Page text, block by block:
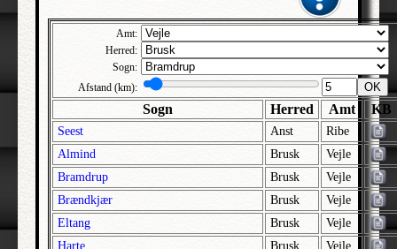
Allesø | Lunde | Odense
Allindemagle | Ringsted | Sorø
Alling | Gjern | Skanderborg
Allinge-Sandvig | Bornholm Nørre | Bornholm
Almind | Brusk | Vejle
Almind | Lysgård | Viborg
Alrø | Hads | Århus
Als | Hindsted | Ålborg
Alslev | Fakse | Præstø
Amt:
Herred:
Sogn:
Afstand (km):
OK
Sogn Herred Amt KB
Seest Anst
Ribe
Almind
Brusk
Vejle
Bramdrup
Brusk
Vejle
Brændkjær
Brusk
Vejle
Eltang
Brusk
Vejle
Harte
Brusk
Vejle